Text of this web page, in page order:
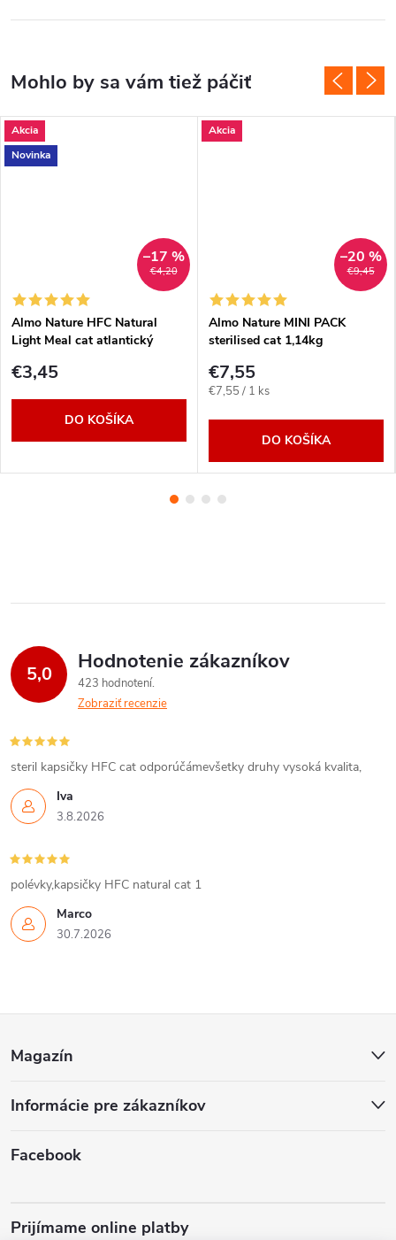
Akcia
Novinka
€4,20
–17 %
Almo Nature HFC Natural
Light Meal cat atlantický
€3,45
DO KOŠÍKA
Akcia
€9,45
–20 %
Almo Nature MINI PACK
sterilised cat 1,14kg
€7,55
Jednotková
€7,55 / 1 ks
DO KOŠÍKA
5,0 Hodnotenie zákazníkov
423 hodnotení
Zobraziť recenzie
Iva
3.8.2026
steril kapsičky HFC cat odporúčámevšetky druhy vysoká kvalita,
Marco
30.7.2026
polévky,kapsičky HFC natural cat 1
p
ä
Magazín
Informácie pre zákazníkov
Facebook
Prijímame online platby